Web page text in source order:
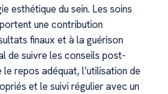
esthétique du sein. Les soins
une contribution
finaux et à la guérison
de suivre les conseils post-
repos adéquat, l’utilisation de
et le suivi régulier avec un